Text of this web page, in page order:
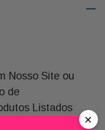
Nosso Site ou
de
Listados
de Nossos
×